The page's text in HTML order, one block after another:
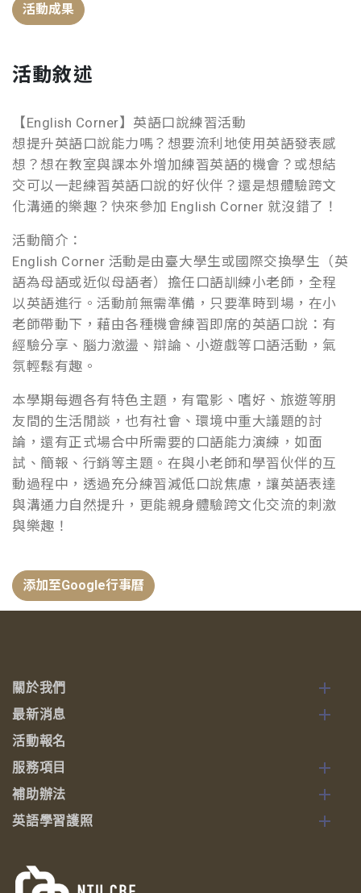
活動成果
活動敘述
【English Corner】英語口說練習活動
想提升英語口說能力嗎？想要流利地使用英語發表感
想？想在教室與課本外增加練習英語的機會？或想結
交可以一起練習英語口說的好伙伴？還是想體驗跨文
化溝通的樂趣？快來參加 English Corner 就沒錯了！
活動簡介：
English Corner 活動是由臺大學生或國際交換學生（英
語為母語或近似母語者）擔任口語訓練小老師，全程
以英語進行。活動前無需準備，只要準時到場，在小
老師帶動下，藉由各種機會練習即席的英語口說：有
經驗分享、腦力激盪、辯論、小遊戲等口語活動，氣
氛輕鬆有趣。
本學期每週各有特色主題，有電影、嗜好、旅遊等朋
友間的生活閒談，也有社會、環境中重大議題的討
論，還有正式場合中所需要的口語能力演練，如面
試、簡報、行銷等主題。在與小老師和學習伙伴的互
動過程中，透過充分練習減低口說焦慮，讓英語表達
與溝通力自然提升，更能親身體驗跨文化交流的刺激
與樂趣！
添加至Google行事曆
關於我們
最新消息
活動報名
服務項目
補助辦法
英語學習護照